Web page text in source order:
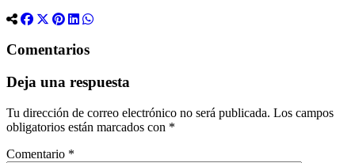
Comentarios
Deja una respuesta
Tu dirección de correo electrónico no será publicada. Los campos
obligatorios están marcados con *
Comentario *